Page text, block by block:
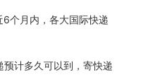
个月内，各大国际快递
计多久可以到，寄快递